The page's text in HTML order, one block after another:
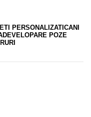
PERSONALIZATI CANI
DEVELOPARE POZE